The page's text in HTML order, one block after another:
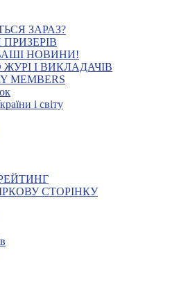
ЗАРАЗ?
НОВИНИ!
І ВИКЛАДАЧІВ
MEMBERS
і світу
РЕЙТИНГ
СТОРІНКУ